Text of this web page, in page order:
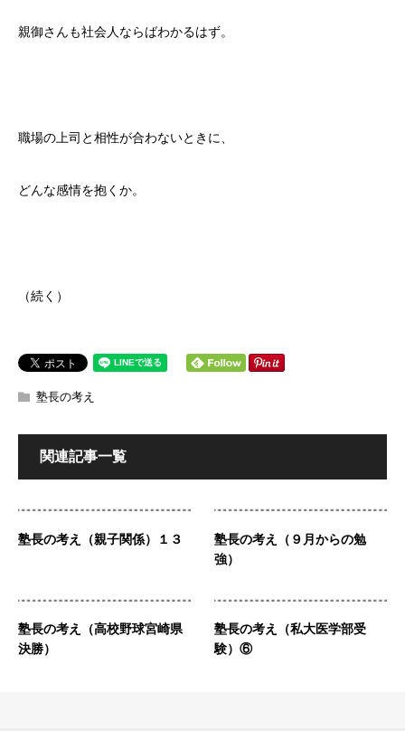
親御さんも社会人ならばわかるはず。
職場の上司と相性が合わないときに、
どんな感情を抱くか。
（続く）
塾長の考え
関連記事一覧
塾長の考え（親子関係）１３
塾長の考え（９月からの勉
強）
塾長の考え（高校野球宮崎県
決勝）
塾長の考え（私大医学部受
験）⑥